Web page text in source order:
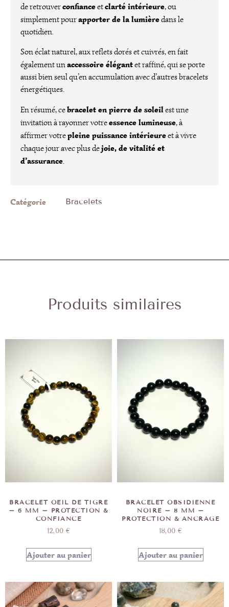
de retrouverconfianceetclarté intérieure, ou
simplement pourapporter de la lumièredans le
quotidien.
Son éclat naturel, aux reflets dorés et cuivrés, en fait
également unaccessoire élégantet raffiné, qui se porte
aussi bien seul qu’en accumulation avec d’autres bracelets
énergétiques.
En résumé, cebracelet en pierre de soleilest une
invitation à rayonner votreessence lumineuse, à
affirmer votrepleine puissance intérieureet à vivre
chaque jour avec plus dejoie, de vitalité et
d’assurance.
Catégorie Bracelets
Produits similaires
BRACELET OEIL DE TIGRE
– 6 MM – PROTECTION &
CONFIANCE
12,00 €
Ajouter au panier
BRACELET OBSIDIENNE
NOIRE – 8 MM –
PROTECTION & ANCRAGE
18,00 €
Ajouter au panier